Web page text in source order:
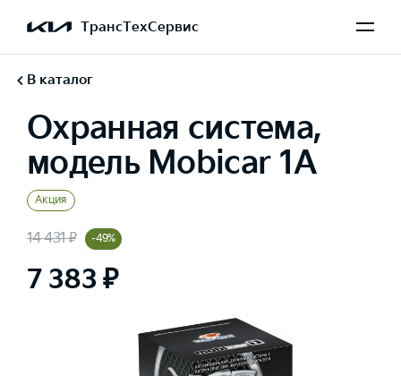
ТрансТехСервис
В каталог
Охранная система,
модель Mobicar 1A
Акция
14 431 ₽ -49%
7 383 ₽